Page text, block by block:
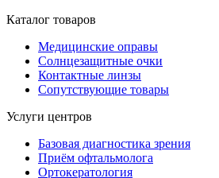
Каталог товаров
Медицинские оправы
Солнцезащитные очки
Контактные линзы
Сопутствующие товары
Услуги центров
Базовая диагностика зрения
Приём офтальмолога
Ортокератология